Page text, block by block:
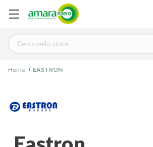
Cerca
Home EASTRON